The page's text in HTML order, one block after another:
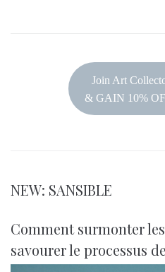
Join Art
& GAIN 10%
NEW: SANSIBLE
Comment surmonter
savourer le processus